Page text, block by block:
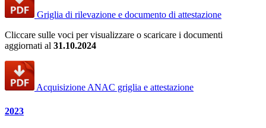
Griglia di rilevazione e documento di attestazione
Cliccare sulle voci per visualizzare o scaricare i documenti
aggiornati al 31.10.2024
Acquisizione ANAC griglia e attestazione
2023